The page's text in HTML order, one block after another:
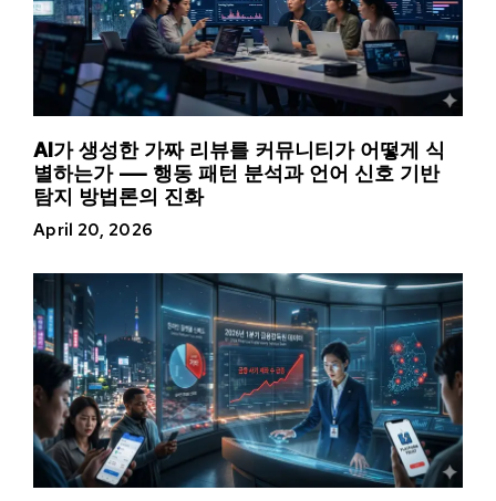
AI가 생성한 가짜 리뷰를 커뮤니티가 어떻게 식
별하는가 — 행동 패턴 분석과 언어 신호 기반
탐지 방법론의 진화
April 20, 2026